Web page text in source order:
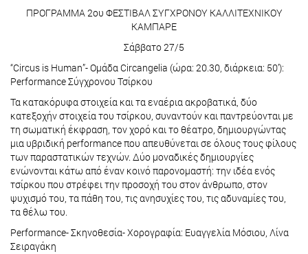
ΠΡΟΓΡΑΜΜΑ 2ου ΦΕΣΤΙΒΑΛ ΣΥΓΧΡΟΝΟΥ ΚΑΛΛΙΤΕΧΝΙΚΟΥ
ΚΑΜΠΑΡΕ
Σάββατο 27/5
“Circus is Human”- Ομάδα Circangelia (ώρα: 20.30, διάρκεια: 50’):
Performance Σύγχρονου Τσίρκου
Τα κατακόρυφα στοιχεία και τα εναέρια ακροβατικά, δύο
κατεξοχήν στοιχεία του τσίρκου, συναντούν και παντρεύονται με
τη σωματική έκφραση, τον χορό και το θέατρο, δημιουργώντας
μια υβριδική performance που απευθύνεται σε όλους τους φίλους
των παραστατικών τεχνών. Δύο μοναδικές δημιουργίες
ενώνονται κάτω από έναν κοινό παρονομαστή: την ιδέα ενός
τσίρκου που στρέφει την προσοχή του στον άνθρωπο, στον
ψυχισμό του, τα πάθη του, τις ανησυχίες του, τις αδυναμίες του,
τα θέλω του.
Performance- Σκηνοθεσία- Χορογραφία: Ευαγγελία Μόσιου, Λίνα
Σειραγάκη